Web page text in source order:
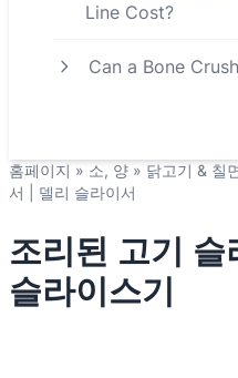
Line Cost?
Can a Bone
홈페이지 » 소, 양 » 닭고기 & 칠
서 | 델리 슬라이서
조리된 고기
슬라이스기